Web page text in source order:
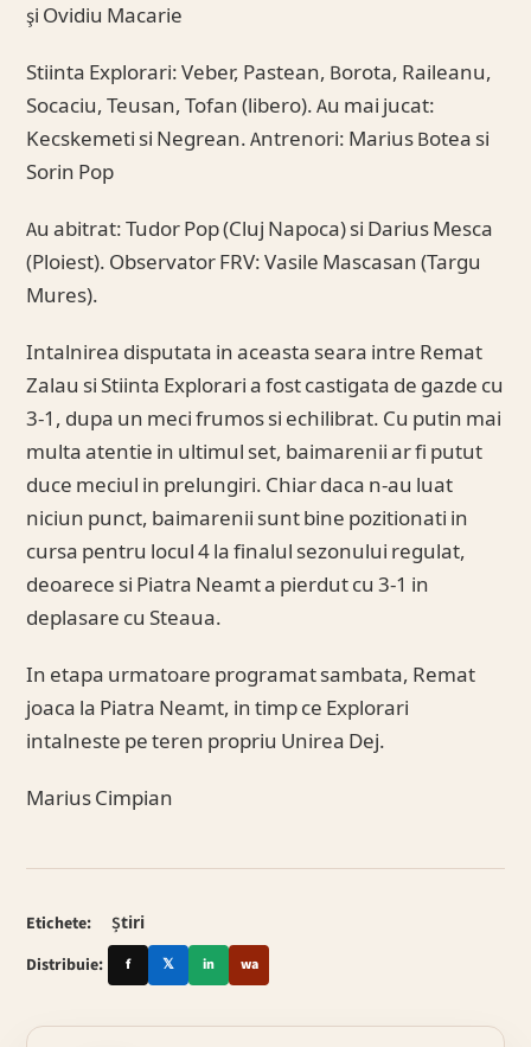
şi Ovidiu Macarie
Stiinta Explorari: Veber, Pastean, Borota, Raileanu,
Socaciu, Teusan, Tofan (libero). Au mai jucat:
Kecskemeti si Negrean. Antrenori: Marius Botea si
Sorin Pop
Au abitrat: Tudor Pop (Cluj Napoca) si Darius Mesca
(Ploiest). Observator FRV: Vasile Mascasan (Targu
Mures).
Intalnirea disputata in aceasta seara intre Remat
Zalau si Stiinta Explorari a fost castigata de gazde cu
3-1, dupa un meci frumos si echilibrat. Cu putin mai
multa atentie in ultimul set, baimarenii ar fi putut
duce meciul in prelungiri. Chiar daca n-au luat
niciun punct, baimarenii sunt bine pozitionati in
cursa pentru locul 4 la finalul sezonului regulat,
deoarece si Piatra Neamt a pierdut cu 3-1 in
deplasare cu Steaua.
In etapa urmatoare programat sambata, Remat
joaca la Piatra Neamt, in timp ce Explorari
intalneste pe teren propriu Unirea Dej.
Marius Cimpian
Etichete:
Știri
Distribuie:
f 𝕏 in wa